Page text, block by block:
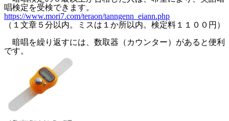
唱検定を受検できます。
https://www.mori7.com/teraon/tanngenn_eiann.php
（１文章５分以内。ミスは１か所以内。検定料１１００円）
暗唱を繰り返すには、数取器（カウンター）があると便利
です。